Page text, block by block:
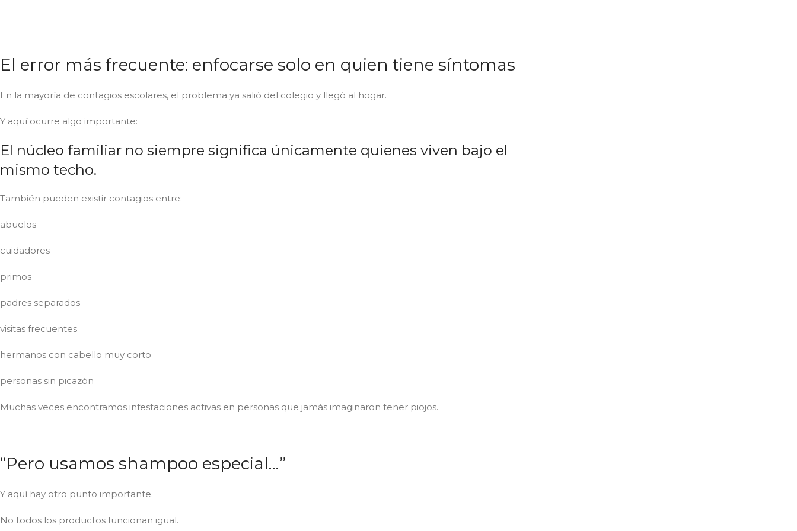
El error más frecuente: enfocarse solo en quien tiene síntomas
En la mayoría de contagios escolares, el problema ya salió del colegio y llegó al hogar.
Y aquí ocurre algo importante:
El núcleo familiar no siempre significa únicamente quienes viven bajo el
mismo techo.
También pueden existir contagios entre:
abuelos
cuidadores
primos
padres separados
visitas frecuentes
hermanos con cabello muy corto
personas sin picazón
Muchas veces encontramos infestaciones activas en personas que jamás imaginaron tener piojos.
“Pero usamos shampoo especial…”
Y aquí hay otro punto importante.
No todos los productos funcionan igual.